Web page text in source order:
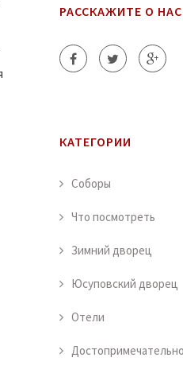
РАССКАЖИТЕ О НАС
КАТЕГОРИИ
Соборы
Что посмотреть
Зимний дворец
Юсуповский дворец
Отели